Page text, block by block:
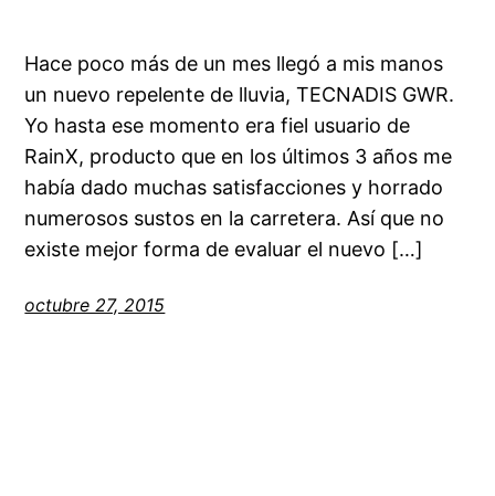
Hace poco más de un mes llegó a mis manos
un nuevo repelente de lluvia, TECNADIS GWR.
Yo hasta ese momento era fiel usuario de
RainX, producto que en los últimos 3 años me
había dado muchas satisfacciones y horrado
numerosos sustos en la carretera. Así que no
existe mejor forma de evaluar el nuevo […]
octubre 27, 2015